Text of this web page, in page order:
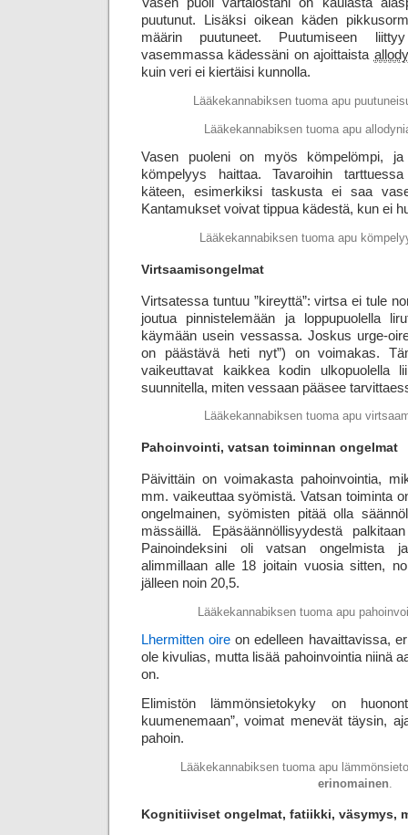
Vasen puoli vartalostani on kaulasta
puutunut. Lisäksi oikean käden
määrin puutuneet. Puutumiseen
vasemmassa kädessäni on ajoittaista
kuin veri ei kiertäisi kunnolla.
Lääkekannabiksen tuoma apu
Lääkekannabiksen tuoma apu
Vasen puoleni on myös kömpelömpi,
kömpelyys haittaa. Tavaroihin
käteen, esimerkiksi taskusta ei saa
Kantamukset voivat tippua kädestä, kun ei
Lääkekannabiksen tuoma apu
Virtsaamisongelmat
Virtsatessa tuntuu ”kireyttä”: virtsa ei tule
joutua pinnistelemään ja loppupuolella
käymään usein vessassa. Joskus urge-
on päästävä heti nyt”) on voimakas.
vaikeuttavat kaikkea kodin ulkopuolella
suunnitella, miten vessaan pääsee
Lääkekannabiksen tuoma apu
Pahoinvointi, vatsan toiminnan ongelmat
Päivittäin on voimakasta pahoinvointia,
mm. vaikeuttaa syömistä. Vatsan toiminta
ongelmainen, syömisten pitää olla
mässäillä. Epäsäännöllisyydestä
Painoindeksini oli vatsan ongelmista
alimmillaan alle 18 joitain vuosia sitten,
jälleen noin 20,5.
Lääkekannabiksen tuoma apu
Lhermitten oire on edelleen havaittavissa,
ole kivulias, mutta lisää pahoinvointia niinä
on.
Elimistön lämmönsietokyky on
kuumenemaan”, voimat menevät täysin,
pahoin.
Lääkekannabiksen tuoma apu
erinomainen
Kognitiiviset ongelmat, fatiikki, väsymys,